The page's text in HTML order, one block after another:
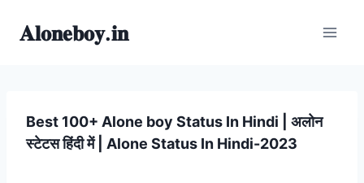
𝐀𝐥𝐨𝐧𝐞𝐛𝐨𝐲.𝐢𝐧
Best 100+ Alone boy Status In Hindi | अलोन
स्टेटस हिंदी में | Alone Status In Hindi-2023